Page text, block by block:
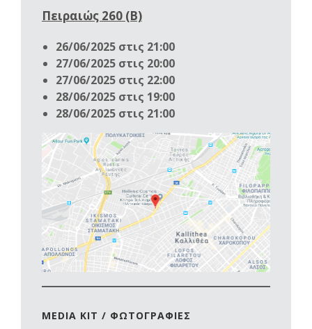
Πειραιώς 260 (Β)
26/06/2025 στις 21:00
27/06/2025 στις 20:00
27/06/2025 στις 22:00
28/06/2025 στις 19:00
28/06/2025 στις 21:00
MEDIA KIT / ΦΩΤΟΓΡΑΦΙΕΣ